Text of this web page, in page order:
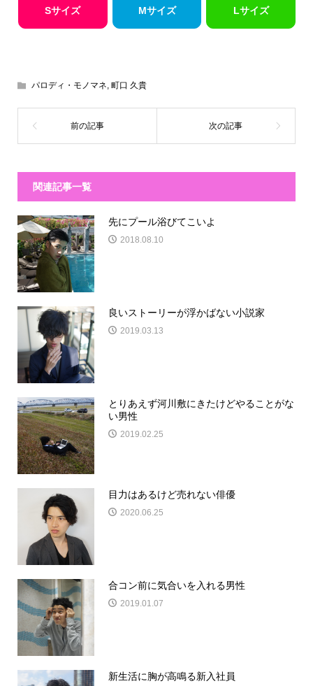
Sサイズ Mサイズ Lサイズ
パロディ・モノマネ, 町口 久貴
関連記事一覧
先にプール浴びてこいよ
2018.08.10
良いストーリーが浮かばない小説家
2019.03.13
とりあえず河川敷にきたけどやることがな
い男性
2019.02.25
目力はあるけど売れない俳優
2020.06.25
合コン前に気合いを入れる男性
2019.01.07
新生活に胸が高鳴る新入社員